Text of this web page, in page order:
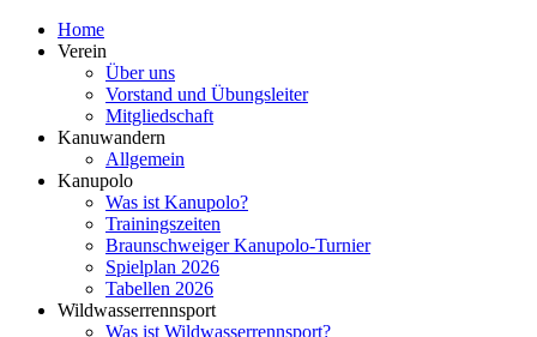
Home
Verein
Über uns
Vorstand und Übungsleiter
Mitgliedschaft
Kanuwandern
Allgemein
Kanupolo
Was ist Kanupolo?
Trainingszeiten
Braunschweiger Kanupolo-Turnier
Spielplan 2026
Tabellen 2026
Wildwasserrennsport
Was ist Wildwasserrennsport?